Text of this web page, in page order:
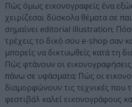
Πώς όμως εικονογραφείς ένα
χειρίζεσαι δύσκολα θέματα σε
σημαίνει editorial illustration;
τρέχεις το δικό σου e-shop σαν
μπορείς να δικτυωθείς κατά τη
Πώς φτάνουν οι
πάνω σε υφάσματα; Πώς οι
διαμορφώνουν τις τεχνικές που
φεστιβάλ καλεί εικονογράφους